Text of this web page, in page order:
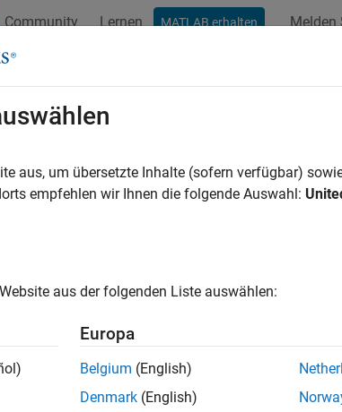
Community Lernen MATLAB erhalten Melden
Sortieren nach
aus, um übersetzte Inhalte (sofern verfügbar)
empfehlen wir Ihnen die folgende Auswahl:
aus der folgenden Liste auswählen:
Europa
Belgium (English)
Denmark (English)